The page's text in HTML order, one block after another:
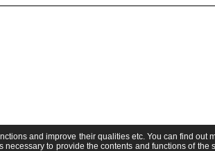
and improve their qualities etc. You can find out
necessary to provide the contents and functions of the